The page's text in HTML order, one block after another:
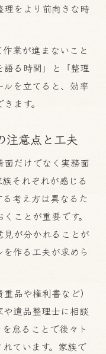
理をより前向きな時
業が進まないこと
る時間」と「整理
を立てると、効率
ます。
注意点と工夫
だけでなく実務面
それぞれが感じる
考え方は異なるた
ことが重要です。
が分かれることが
作る工夫が求めら
品や権利書など）
遺品整理士に相談
怠ることで後々ト
ています。家族で